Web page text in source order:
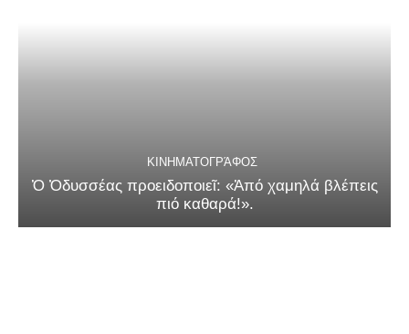
ΚΙΝΗΜΑΤΟΓΡΆΦΟΣ
Ὁ Ὀδυσσέας προειδοποιεῖ: «Ἀπό χαμηλά βλέπεις
πιό καθαρά!».